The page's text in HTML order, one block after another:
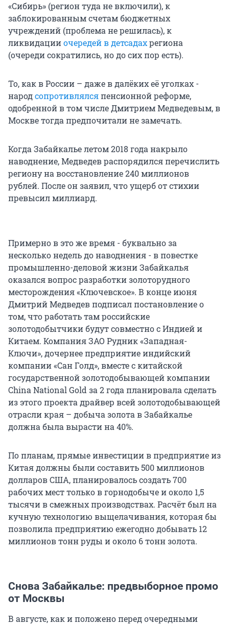
«Сибирь» (регион туда не включили), к
заблокированным счетам бюджетных
учреждений (проблема не решилась), к
ликвидацииочередей в детсадахрегиона
(очереди сократились, но до сих пор есть).
То, как в России – даже в далёких её уголках -
народсопротивлялсяпенсионной реформе,
одобренной в том числе Дмитрием Медведевым, в
Москве тогда предпочитали не замечать.
Когда Забайкалье летом 2018 года накрыло
наводнение, Медведев распорядился перечислить
региону на восстановление 240 миллионов
рублей. После он заявил, что ущерб от стихии
превысил миллиард.
Примерно в это же время - буквально за
несколько недель до наводнения - в повестке
промышленно-деловой жизни Забайкалья
оказался вопрос разработки золоторудного
месторождения «Ключевское». В конце июня
Дмитрий Медведев подписал постановление о
том, что работать там российские
золотодобытчики будут совместно с Индией и
Китаем. Компания ЗАО Рудник «Западная-
Ключи», дочернее предприятие индийский
компании «Сан Голд», вместе с китайской
государственной золотодобывающей компании
China National Gold за 2 года планировала сделать
из этого проекта драйвер всей золотодобывающей
отрасли края – добыча золота в Забайкалье
должна была вырасти на 40%.
По планам, прямые инвестиции в предприятие из
Китая должны были составить 500 миллионов
долларов США, планировалось создать 700
рабочих мест только в горнодобыче и около 1,5
тысячи в смежных производствах. Расчёт был на
кучную технологию выщелачивания, которая бы
позволила предприятию ежегодно добывать 12
миллионов тонн руды и около 6 тонн золота.
Снова Забайкалье: предвыборное промо
от Москвы
В августе, как и положено перед очередными